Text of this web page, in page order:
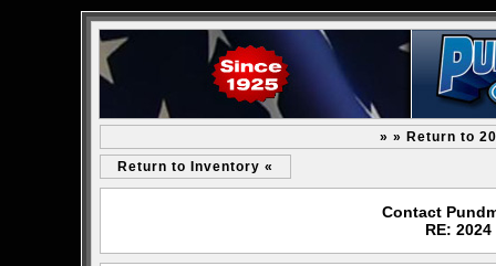
» » Return to
Return to Inventory «
Contact
RE: